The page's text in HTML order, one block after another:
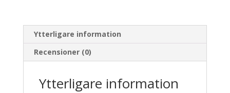
Ytterligare information
Recensioner (0)
Ytterligare information